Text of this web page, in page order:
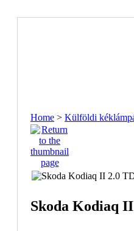
Home > Külföldi
Skoda Kodiaq